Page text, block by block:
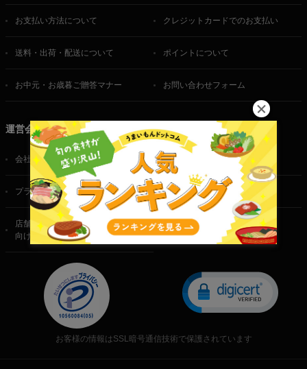
お支払い方法について クレジットカードでのお支払い
送料・出荷・配送について ポイントについて
お中元・お歳暮ご贈答マナー お問い合わせフォーム
運営会社
会社概要 ご利用規約
プライバシーポリシー 特定商取引法に基づく表記
店舗・法人・生産者様
向けのお問い合わせ
お客様の情報はSSL暗号通信技術で保護されています